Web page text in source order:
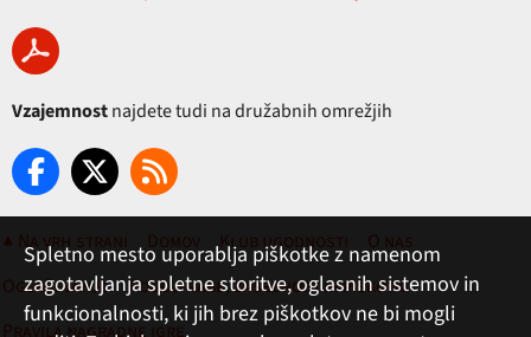
Vzajemnostnajdete tudi na družabnih omrežjih
▲ Na vrh strani Domov Klub ugodnosti
O nas
Oglaševanje
Pogoji rabe, zasebnost in piškotki
Pravila nagradne igre
Spletno mesto uporablja piškotke z namenom
zagotavljanja spletne storitve, oglasnih sistemov in
funkcionalnosti, ki jih brez piškotkov ne bi mogli